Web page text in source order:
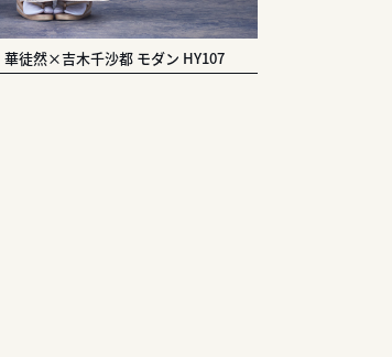
徒然×吉木千沙都 モダン HY107